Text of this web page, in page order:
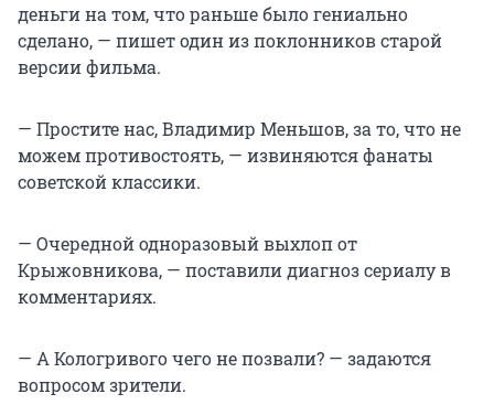
деньги на том, что раньше было гениально
сделано, — пишет один из поклонников старой
версии фильма.
— Простите нас, Владимир Меньшов, за то, что не
можем противостоять, — извиняются фанаты
советской классики.
— Очередной одноразовый выхлоп от
Крыжовникова, — поставили диагноз сериалу в
комментариях.
— А Кологривого чего не позвали? — задаются
вопросом зрители.